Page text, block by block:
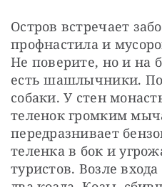
Остров встречает
профнастила и
Не поверите, но и на
есть шашлычники. По
собаки. У стен
теленок громким
передразнивает
теленка в бок и
туристов. Возле